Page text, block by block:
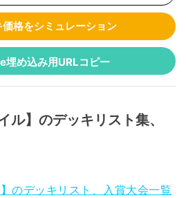
格をシミュレーション
埋め込み用URLコピー
ル】のデッキリスト集、
のデッキリスト、入賞大会一覧